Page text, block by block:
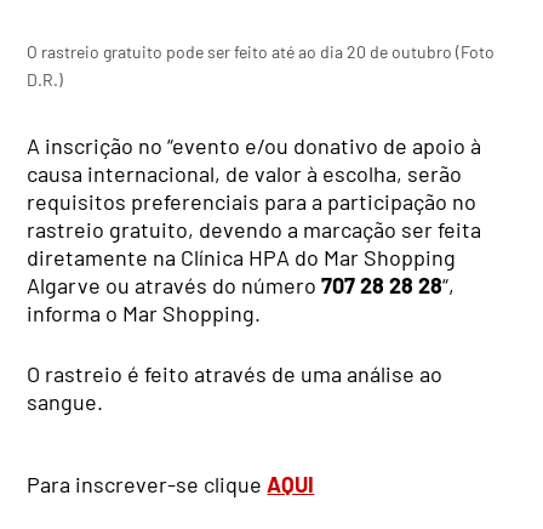
O rastreio gratuito pode ser feito até ao dia 20 de outubro (Foto
D.R.)
A inscrição no “evento e/ou donativo de apoio à
causa internacional, de valor à escolha, serão
requisitos preferenciais para a participação no
rastreio gratuito, devendo a marcação ser feita
diretamente na Clínica HPA do Mar Shopping
Algarve ou através do número707 28 28 28“,
informa o Mar Shopping.
O rastreio é feito através de uma análise ao
sangue.
Para inscrever-se cliqueAQUI